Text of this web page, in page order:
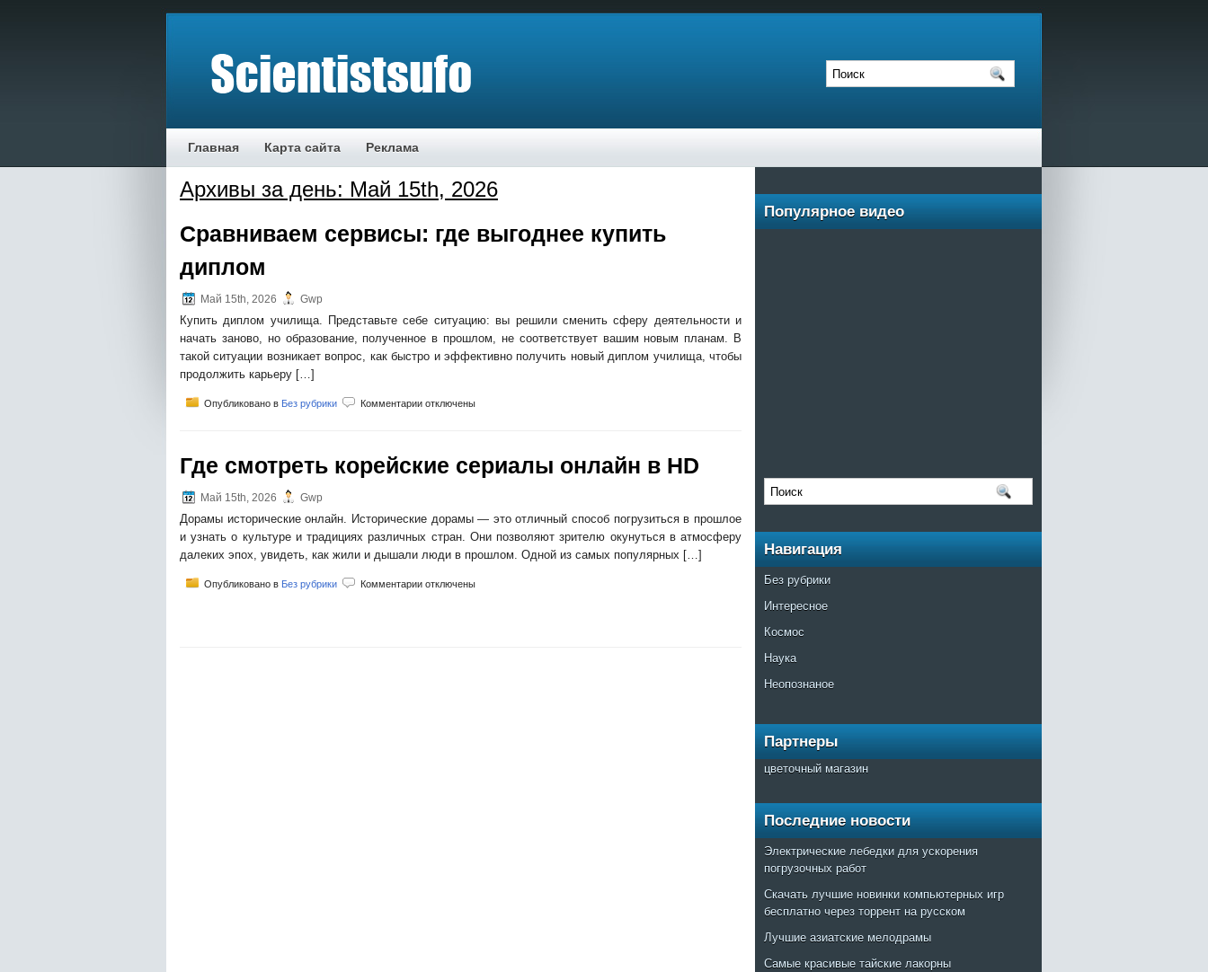
Главная Карта сайта Реклама
Архивы за день: Май 15th, 2026
Сравниваем сервисы: где выгоднее купить
диплом
Май 15th, 2026 Gwp
Купить диплом училища. Представьте себе ситуацию: вы решили сменить сферу деятельности и
начать заново, но образование, полученное в прошлом, не соответствует вашим новым планам. В
такой ситуации возникает вопрос, как быстро и эффективно получить новый диплом училища, чтобы
продолжить карьеру […]
Опубликовано в Без рубрики Комментарии отключены
Где смотреть корейские сериалы онлайн в HD
Май 15th, 2026 Gwp
Дорамы исторические онлайн. Исторические дорамы — это отличный способ погрузиться в прошлое
и узнать о культуре и традициях различных стран. Они позволяют зрителю окунуться в атмосферу
далеких эпох, увидеть, как жили и дышали люди в прошлом. Одной из самых популярных […]
Опубликовано в Без рубрики Комментарии отключены
Популярное видео
Навигация
Без рубрики
Интересное
Космос
Наука
Неопознаное
Партнеры
цветочный магазин
Последние новости
Электрические лебедки для ускорения
погрузочных работ
Скачать лучшие новинки компьютерных игр
бесплатно через торрент на русском
Лучшие азиатские мелодрамы
Самые красивые тайские лакорны